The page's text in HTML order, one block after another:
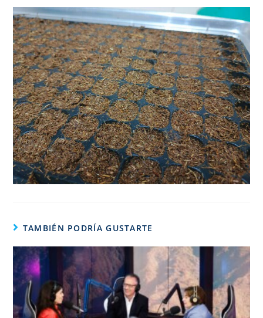
TAMBIÉN PODRÍA GUSTARTE